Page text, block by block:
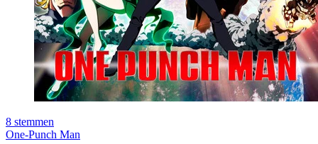
8 stemmen
One-Punch Man